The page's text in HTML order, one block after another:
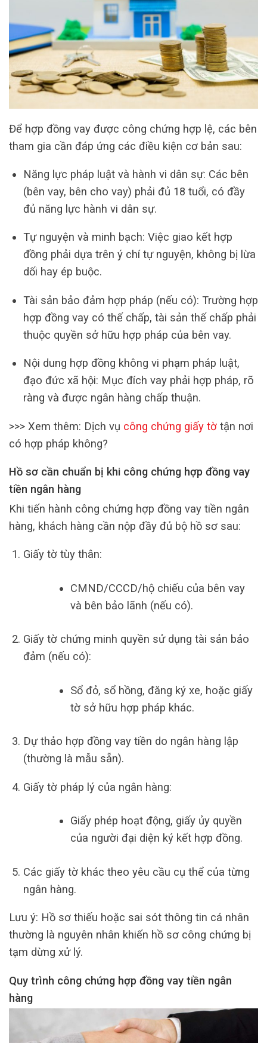
Để hợp đồng vay được công chứng hợp lệ, các bên
tham gia cần đáp ứng các điều kiện cơ bản sau:
Năng lực pháp luật và hành vi dân sự: Các bên
(bên vay, bên cho vay) phải đủ 18 tuổi, có đầy
đủ năng lực hành vi dân sự.
Tự nguyện và minh bạch: Việc giao kết hợp
đồng phải dựa trên ý chí tự nguyện, không bị lừa
dối hay ép buộc.
Tài sản bảo đảm hợp pháp (nếu có): Trường hợp
hợp đồng vay có thế chấp, tài sản thế chấp phải
thuộc quyền sở hữu hợp pháp của bên vay.
Nội dung hợp đồng không vi phạm pháp luật,
đạo đức xã hội: Mục đích vay phải hợp pháp, rõ
ràng và được ngân hàng chấp thuận.
>>> Xem thêm: Dịch vụ công chứng giấy tờ tận nơi
có hợp pháp không?
Hồ sơ cần chuẩn bị khi công chứng hợp đồng vay
tiền ngân hàng
Khi tiến hành công chứng hợp đồng vay tiền ngân
hàng, khách hàng cần nộp đầy đủ bộ hồ sơ sau:
Giấy tờ tùy thân:
CMND/CCCD/hộ chiếu của bên vay
và bên bảo lãnh (nếu có).
Giấy tờ chứng minh quyền sử dụng tài sản bảo
đảm (nếu có):
Sổ đỏ, sổ hồng, đăng ký xe, hoặc giấy
tờ sở hữu hợp pháp khác.
Dự thảo hợp đồng vay tiền do ngân hàng lập
(thường là mẫu sẵn).
Giấy tờ pháp lý của ngân hàng:
Giấy phép hoạt động, giấy ủy quyền
của người đại diện ký kết hợp đồng.
Các giấy tờ khác theo yêu cầu cụ thể của từng
ngân hàng.
Lưu ý: Hồ sơ thiếu hoặc sai sót thông tin cá nhân
thường là nguyên nhân khiến hồ sơ công chứng bị
tạm dừng xử lý.
Quy trình công chứng hợp đồng vay tiền ngân
hàng